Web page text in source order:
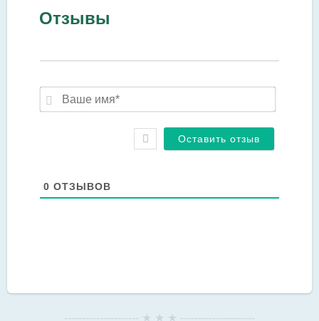
Отзывы
Ваше
0 ОТЗЫВОВ
--------------------- ★ ★ ★ ---------------------